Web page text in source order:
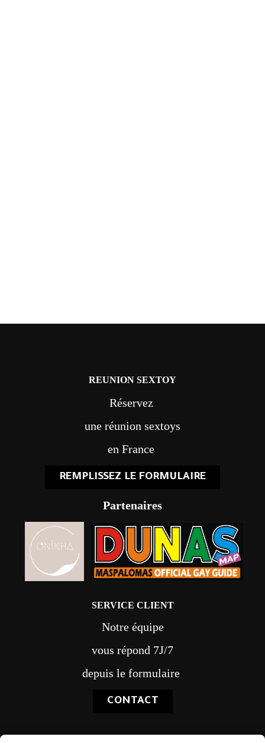
REUNION SEXTOY
Réservez
une réunion sextoys
en France
REMPLISSEZ LE FORMULAIRE
Partenaires
SERVICE CLIENT
Notre équipe
vous répond 7J/7
depuis le formulaire
CONTACT